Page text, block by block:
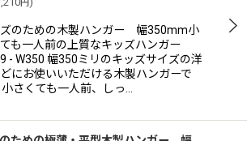
円
のための木製ハンガー 幅350mm小
も一人前の上質なキッズハンガー
- W350 幅350ミリのキッズサイズの洋
にお使いいただける木製ハンガーで
さくても一人前、しっ…